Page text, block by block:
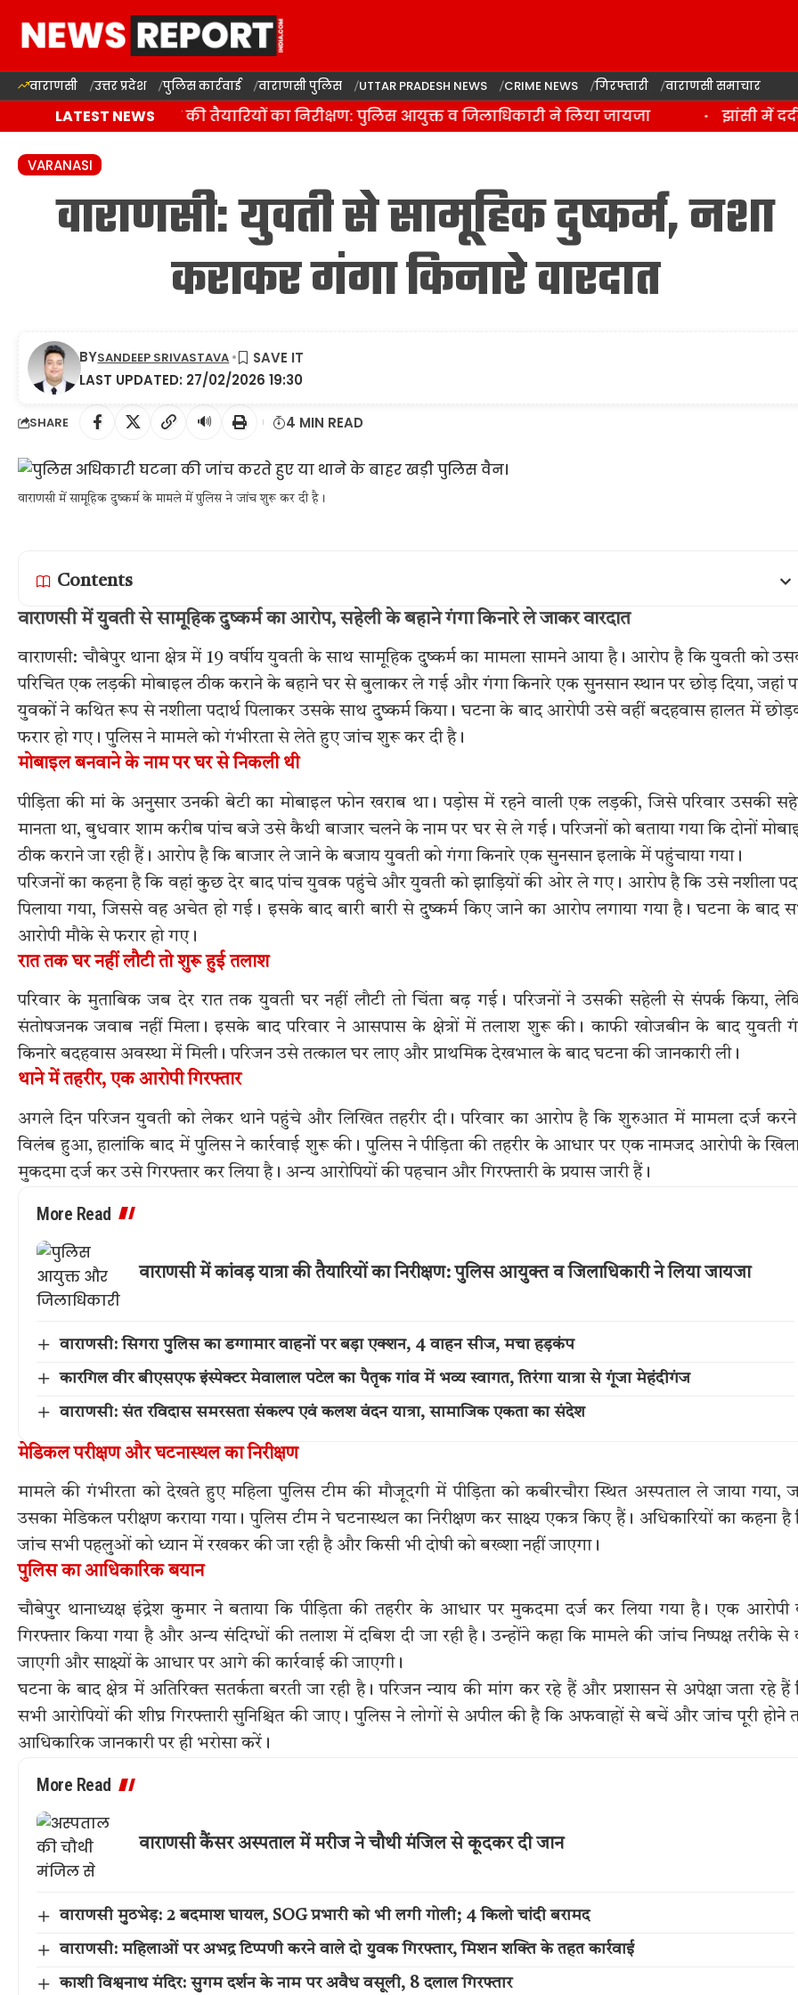
वाराणसी उत्तर प्रदेश पुलिस कार्रवाई वाराणसी पुलिस UTTAR PRADESH NEWS CRIME NEWS गिरफ्तारी वाराणसी समाचार
LATEST NEWS
वाराणसी में कांवड़ यात्रा की तैयारियों का निरीक्षण: पुलिस आयुक्त व जिलाधिकारी ने लिया जायजा झांसी में
VARANASI
वाराणसी: युवती से सामूहिक दुष्कर्म, नशा
कराकर गंगा किनारे वारदात
LAST UPDATED: 27/02/2026 19:30
BYSANDEEP SRIVASTAVA
SHARE 🔊 4 MIN READ
वाराणसी में सामूहिक दुष्कर्म के मामले में पुलिस ने जांच शुरू कर दी है।
Contents
वाराणसी में युवती से सामूहिक दुष्कर्म का आरोप, सहेली के बहाने गंगा किनारे ले जाकर वारदात
वाराणसी: चौबेपुर थाना क्षेत्र में 19 वर्षीय युवती के साथ सामूहिक दुष्कर्म का मामला सामने आया है। आरोप है कि युवती को
परिचित एक लड़की मोबाइल ठीक कराने के बहाने घर से बुलाकर ले गई और गंगा किनारे एक सुनसान स्थान पर छोड़ दिया, जहां
युवकों ने कथित रूप से नशीला पदार्थ पिलाकर उसके साथ दुष्कर्म किया। घटना के बाद आरोपी उसे वहीं बदहवास हालत में
फरार हो गए। पुलिस ने मामले को गंभीरता से लेते हुए जांच शुरू कर दी है।
मोबाइल बनवाने के नाम पर घर से निकली थी
पीड़िता की मां के अनुसार उनकी बेटी का मोबाइल फोन खराब था। पड़ोस में रहने वाली एक लड़की, जिसे परिवार उसकी
मानता था, बुधवार शाम करीब पांच बजे उसे कैथी बाजार चलने के नाम पर घर से ले गई। परिजनों को बताया गया कि दोनों
ठीक कराने जा रही हैं। आरोप है कि बाजार ले जाने के बजाय युवती को गंगा किनारे एक सुनसान इलाके में पहुंचाया गया।
परिजनों का कहना है कि वहां कुछ देर बाद पांच युवक पहुंचे और युवती को झाड़ियों की ओर ले गए। आरोप है कि उसे नशीला
पिलाया गया, जिससे वह अचेत हो गई। इसके बाद बारी बारी से दुष्कर्म किए जाने का आरोप लगाया गया है। घटना के बाद
आरोपी मौके से फरार हो गए।
रात तक घर नहीं लौटी तो शुरू हुई तलाश
परिवार के मुताबिक जब देर रात तक युवती घर नहीं लौटी तो चिंता बढ़ गई। परिजनों ने उसकी सहेली से संपर्क किया,
संतोषजनक जवाब नहीं मिला। इसके बाद परिवार ने आसपास के क्षेत्रों में तलाश शुरू की। काफी खोजबीन के बाद युवती
किनारे बदहवास अवस्था में मिली। परिजन उसे तत्काल घर लाए और प्राथमिक देखभाल के बाद घटना की जानकारी ली।
थाने में तहरीर, एक आरोपी गिरफ्तार
अगले दिन परिजन युवती को लेकर थाने पहुंचे और लिखित तहरीर दी। परिवार का आरोप है कि शुरुआत में मामला दर्ज
विलंब हुआ, हालांकि बाद में पुलिस ने कार्रवाई शुरू की। पुलिस ने पीड़िता की तहरीर के आधार पर एक नामजद आरोपी के
मुकदमा दर्ज कर उसे गिरफ्तार कर लिया है। अन्य आरोपियों की पहचान और गिरफ्तारी के प्रयास जारी हैं।
More Read
वाराणसी में कांवड़ यात्रा की तैयारियों का निरीक्षण: पुलिस आयुक्त व जिलाधिकारी ने लिया जायजा
वाराणसी: सिगरा पुलिस का डग्गामार वाहनों पर बड़ा एक्शन, 4 वाहन सीज, मचा हड़कंप
कारगिल वीर बीएसएफ इंस्पेक्टर मेवालाल पटेल का पैतृक गांव में भव्य स्वागत, तिरंगा यात्रा से गूंजा मेहंदीगंज
वाराणसी: संत रविदास समरसता संकल्प एवं कलश वंदन यात्रा, सामाजिक एकता का संदेश
मेडिकल परीक्षण और घटनास्थल का निरीक्षण
मामले की गंभीरता को देखते हुए महिला पुलिस टीम की मौजूदगी में पीड़िता को कबीरचौरा स्थित अस्पताल ले जाया गया,
उसका मेडिकल परीक्षण कराया गया। पुलिस टीम ने घटनास्थल का निरीक्षण कर साक्ष्य एकत्र किए हैं। अधिकारियों का कहना है
जांच सभी पहलुओं को ध्यान में रखकर की जा रही है और किसी भी दोषी को बख्शा नहीं जाएगा।
पुलिस का आधिकारिक बयान
चौबेपुर थानाध्यक्ष इंद्रेश कुमार ने बताया कि पीड़िता की तहरीर के आधार पर मुकदमा दर्ज कर लिया गया है। एक आरोपी
गिरफ्तार किया गया है और अन्य संदिग्धों की तलाश में दबिश दी जा रही है। उन्होंने कहा कि मामले की जांच निष्पक्ष तरीके से
जाएगी और साक्ष्यों के आधार पर आगे की कार्रवाई की जाएगी।
घटना के बाद क्षेत्र में अतिरिक्त सतर्कता बरती जा रही है। परिजन न्याय की मांग कर रहे हैं और प्रशासन से अपेक्षा जता रहे हैं
सभी आरोपियों की शीघ्र गिरफ्तारी सुनिश्चित की जाए। पुलिस ने लोगों से अपील की है कि अफवाहों से बचें और जांच पूरी होने
आधिकारिक जानकारी पर ही भरोसा करें।
More Read
वाराणसी कैंसर अस्पताल में मरीज ने चौथी मंजिल से कूदकर दी जान
वाराणसी मुठभेड़: 2 बदमाश घायल, SOG प्रभारी को भी लगी गोली; 4 किलो चांदी बरामद
वाराणसी: महिलाओं पर अभद्र टिप्पणी करने वाले दो युवक गिरफ्तार, मिशन शक्ति के तहत कार्रवाई
काशी विश्वनाथ मंदिर: सुगम दर्शन के नाम पर अवैध वसूली, 8 दलाल गिरफ्तार